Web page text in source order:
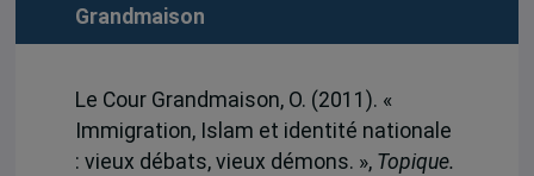
Grandmaison
Le Cour Grandmaison, O. (2011). «
Immigration, Islam et identité nationale
: vieux débats, vieux démons. », Topique.